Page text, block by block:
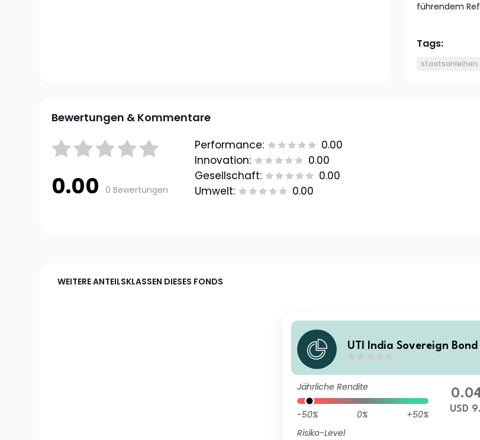
führendem
Tags:
staatsanleihen
Bewertungen & Kommentare
0.00 0 Bewertungen
Performance:
0.00
Innovation:
0.00
Gesellschaft:
0.00
Umwelt:
0.00
WEITERE ANTEILSKLASSEN DIESES FONDS
UTI India Sovereign Bond
Jährliche Rendite
-50% 0%
+50%
Risiko-Level
USD